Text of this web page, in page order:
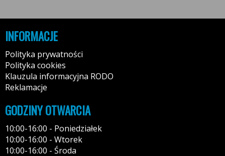
INFORMACJE
Polityka prywatności
Polityka cookies
Klauzula informacyjna RODO
Reklamacje
GODZINY OTWARCIA
10:00-16:00 - Poniedziałek
10:00-16:00 - Wtorek
10:00-16:00 - Środa